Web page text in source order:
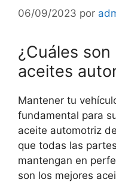
06/09/2023 por
¿Cuáles
aceites
Mantener tu
fundamental para
aceite automotriz
que todas las
mantengan en
son los mejores